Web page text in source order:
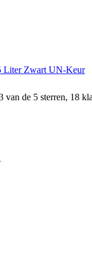
Liter Zwart UN-Keur
van de 5 sterren, 18